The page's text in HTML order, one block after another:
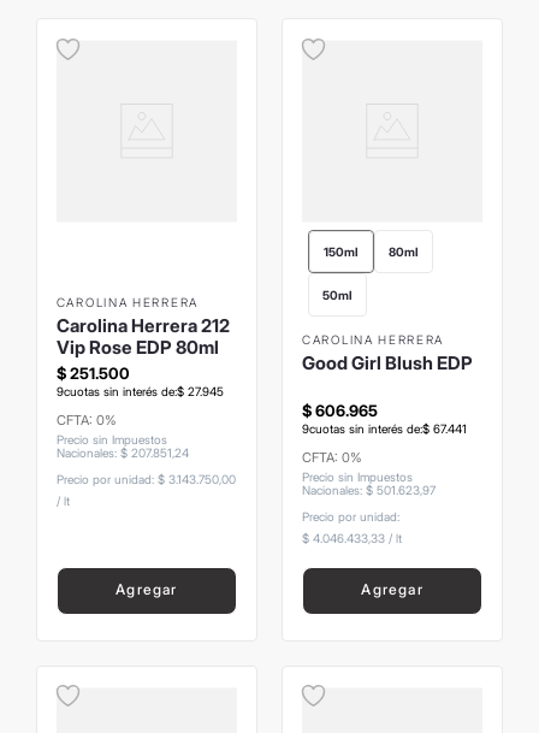
CAROLINA HERRERA
Carolina Herrera 212
Vip Rose EDP 80ml
$ 251.500
9cuotas sin interés de:$ 27.945
CFTA: 0%
Precio sin Impuestos
Nacionales: $ 207.851 24
Precio por unidad: $ 3.143.750,00
/ lt
Agregar
150ml 80ml
50ml
CAROLINA HERRERA
Good Girl Blush EDP
$606.965
9cuotas sin interés de:$ 67.441
CFTA: 0%
Precio sin Impuestos
Nacionales: $ 501 62397
Precio por unidad:
$ 4.046.433,33 / lt
Agregar